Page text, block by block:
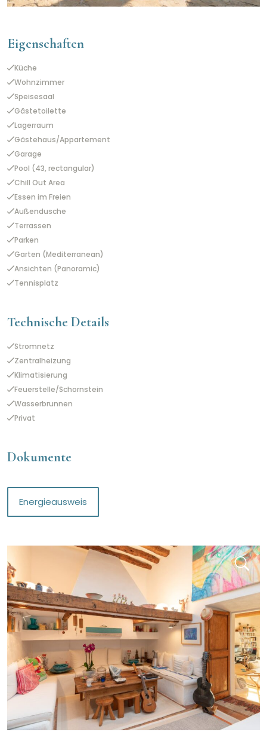
Eigenschaften
Küche
Wohnzimmer
Speisesaal
Gästetoilette
Lagerraum
Gästehaus/Appartement
Garage
Pool (43, rectangular)
Chill Out Area
Essen im Freien
Außendusche
Terrassen
Parken
Garten (Mediterranean)
Ansichten (Panoramic)
Tennisplatz
Technische Details
Stromnetz
Zentralheizung
Klimatisierung
Feuerstelle/Schornstein
Wasserbrunnen
Privat
Dokumente
Energieausweis